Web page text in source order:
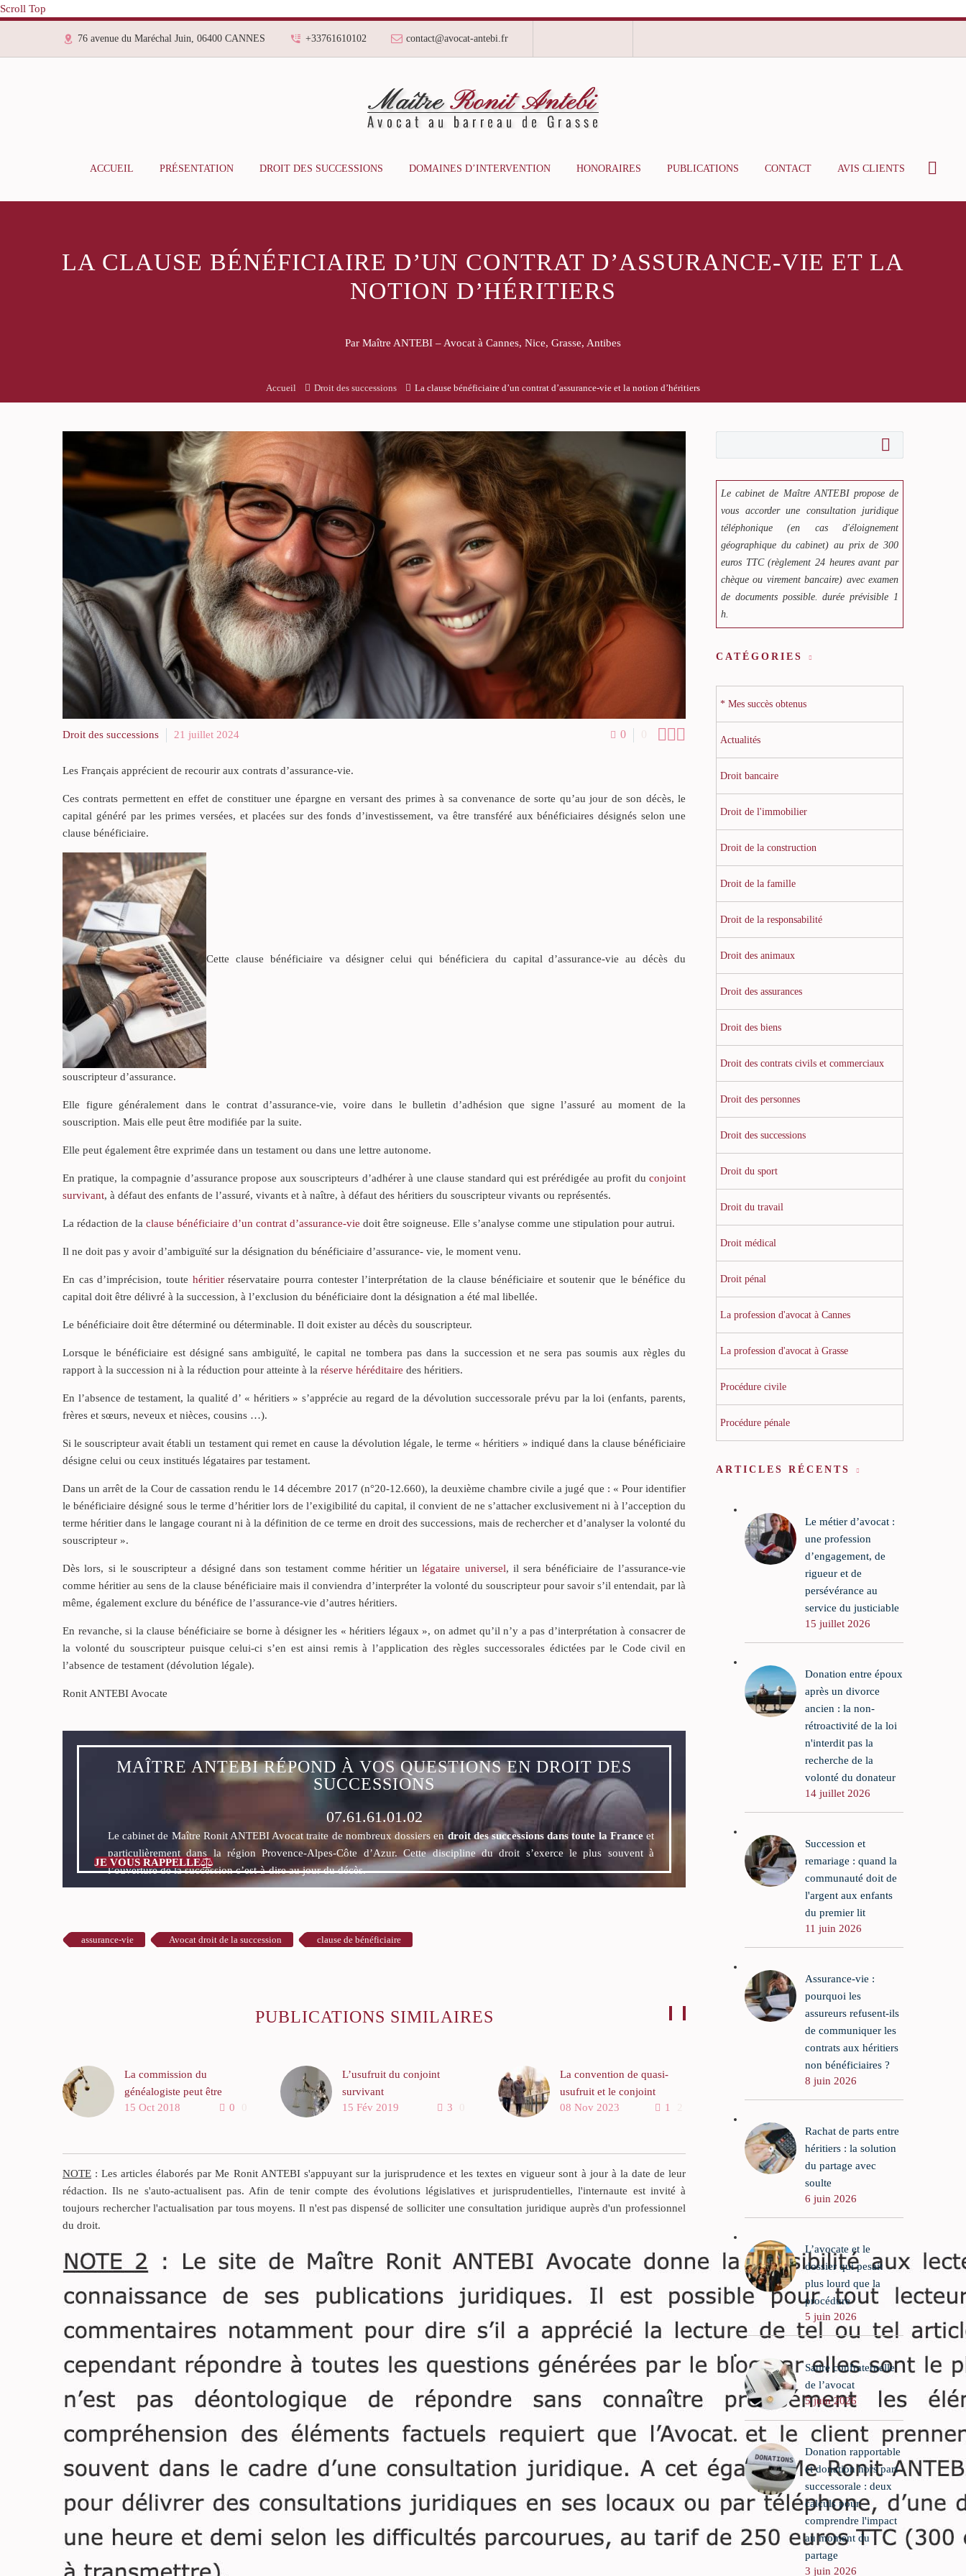
Scroll Top
76 avenue du Maréchal Juin, 06400 CANNES +33761610102 contact@avocat-antebi.fr
ACCUEIL PRÉSENTATION DROIT DES SUCCESSIONS DOMAINES D’INTERVENTION HONORAIRES PUBLICATIONS CONTACT AVIS CLIENTS
LA CLAUSE BÉNÉFICIAIRE D’UN CONTRAT D’ASSURANCE-VIE ET LA
NOTION D’HÉRITIERS
Par Maître ANTEBI – Avocat à Cannes, Nice, Grasse, Antibes
Accueil Droit des successions La clause bénéficiaire d’un contrat d’assurance-vie et la notion d’héritiers
0 0 
Droit des successions 21 juillet 2024
Les Français apprécient de recourir aux contrats d’assurance-vie.
Ces contrats permettent en effet de constituer une épargne en versant des primes à sa convenance de sorte qu’au jour de son décès, le
capital généré par les primes versées, et placées sur des fonds d’investissement, va être transféré aux bénéficiaires désignés selon une
clause bénéficiaire.
Cette clause bénéficiaire va désigner celui qui bénéficiera du capital d’assurance-vie au décès du
souscripteur d’assurance.
Elle figure généralement dans le contrat d’assurance-vie, voire dans le bulletin d’adhésion que signe l’assuré au moment de la
souscription. Mais elle peut être modifiée par la suite.
Elle peut également être exprimée dans un testament ou dans une lettre autonome.
En pratique, la compagnie d’assurance propose aux souscripteurs d’adhérer à une clause standard qui est prérédigée au profit du conjoint
survivant, à défaut des enfants de l’assuré, vivants et à naître, à défaut des héritiers du souscripteur vivants ou représentés.
La rédaction de la clause bénéficiaire d’un contrat d’assurance-vie doit être soigneuse. Elle s’analyse comme une stipulation pour autrui.
Il ne doit pas y avoir d’ambiguïté sur la désignation du bénéficiaire d’assurance- vie, le moment venu.
En cas d’imprécision, toute héritierréservataire pourra contester l’interprétation de la clause bénéficiaire et soutenir que le bénéfice du
capital doit être délivré à la succession, à l’exclusion du bénéficiaire dont la désignation a été mal libellée.
Le bénéficiaire doit être déterminé ou déterminable. Il doit exister au décès du souscripteur.
Lorsque le bénéficiaire est désigné sans ambiguïté, le capital ne tombera pas dans la succession et ne sera pas soumis aux règles du
rapport à la succession ni à la réduction pour atteinte à la réserve héréditaire des héritiers.
En l’absence de testament, la qualité d’ « héritiers » s’apprécie au regard de la dévolution successorale prévu par la loi (enfants, parents,
frères et sœurs, neveux et nièces, cousins …).
Si le souscripteur avait établi un testament qui remet en cause la dévolution légale, le terme « héritiers » indiqué dans la clause bénéficiaire
désigne celui ou ceux institués légataires par testament.
Dans un arrêt de la Cour de cassation rendu le 14 décembre 2017 (n°20-12.660), la deuxième chambre civile a jugé que : « Pour identifier
le bénéficiaire désigné sous le terme d’héritier lors de l’exigibilité du capital, il convient de ne s’attacher exclusivement ni à l’acception du
terme héritier dans le langage courant ni à la définition de ce terme en droit des successions, mais de rechercher et d’analyser la volonté du
souscripteur ».
Dès lors, si le souscripteur a désigné dans son testament comme héritier unlégataire universel, il sera bénéficiaire de l’assurance-vie
comme héritier au sens de la clause bénéficiaire mais il conviendra d’interpréter la volonté du souscripteur pour savoir s’il entendait, par là
même, également exclure du bénéfice de l’assurance-vie d’autres héritiers.
En revanche, si la clause bénéficiaire se borne à désigner les « héritiers légaux », on admet qu’il n’y a pas d’interprétation à consacrer de
la volonté du souscripteur puisque celui-ci s’en est ainsi remis à l’application des règles successorales édictées par le Code civil en
l’absence de testament (dévolution légale).
Ronit ANTEBI Avocate
MAÎTRE ANTEBI RÉPOND À VOS QUESTIONS EN DROIT DES
SUCCESSIONS
07.61.61.01.02
Le cabinet de Maître Ronit ANTEBI Avocat traite de nombreux dossiers en droit des successions dans toute la Franceet
particulièrement dans la région Provence-Alpes-Côte d’Azur. Cette discipline du droit s’exerce le plus souvent à
l’ouverture de la succession c’est-à-dire au jour du décès.
JE VOUS RAPPELLE
assurance-vie Avocat droit de la succession clause de bénéficiaire
PUBLICATIONS SIMILAIRES
La commission du
généalogiste peut être
révisée par le juge
vise à attirer l’attention du
justiciable sur la possibilité
dont il dispose de contester
la rémunération demandée
pouvoir annuler en justice
le contrat de révélation.
0 0
15 Oct 2018
L’usufruit du conjoint
survivant
établir un inventaire des
meubles et un état des
immeubles sujets à
l’usufruit, en présence
3 0
15 Fév 2019
La convention de quasi-
usufruit et le conjoint
survivant
conjoint survivant a la
possibilité d’opter pour le
tout en usufruit dans la
succession de son époux
couple héritent de leur père
1 2
08 Nov 2023
amiable dans un inventaire
notarié.
Il n’y a pas de recel à
l’égard d’un successible
non assujetti à l’obligation
NOTE : Les articles élaborés par Me Ronit ANTEBI s'appuyant sur la jurisprudence et les textes en vigueur sont à jour à la date de leur
rédaction. Ils ne s'auto-actualisent pas. Afin de tenir compte des évolutions législatives et jurisprudentielles, l'internaute est invité à
toujours rechercher l'actualisation par tous moyens. Il n'est pas dispensé de solliciter une consultation juridique auprès d'un professionnel
du droit.
Le cabinet de Maître ANTEBI propose de
vous accorder une consultation juridique
téléphonique (en cas d'éloignement
géographique du cabinet) au prix de 300
euros TTC (règlement 24 heures avant par
chèque ou virement bancaire) avec examen
de documents possible. durée prévisible 1
h.
CATÉGORIES
* Mes succès obtenus
Actualités
Droit bancaire
Droit de l'immobilier
Droit de la construction
Droit de la famille
Droit de la responsabilité
Droit des animaux
Droit des assurances
Droit des biens
Droit des contrats civils et commerciaux
Droit des personnes
Droit des successions
Droit du sport
Droit du travail
Droit médical
Droit pénal
La profession d'avocat à Cannes
La profession d'avocat à Grasse
Procédure civile
Procédure pénale
ARTICLES RÉCENTS
Le métier d’avocat :
une profession
d’engagement, de
rigueur et de
persévérance au
service du justiciable
15 juillet 2026
Donation entre époux
après un divorce
ancien : la non-
rétroactivité de la loi
n'interdit pas la
recherche de la
volonté du donateur
14 juillet 2026
Succession et
remariage : quand la
communauté doit de
l'argent aux enfants
du premier lit
11 juin 2026
Assurance-vie :
pourquoi les
assureurs refusent-ils
de communiquer les
contrats aux héritiers
non bénéficiaires ?
8 juin 2026
Rachat de parts entre
héritiers : la solution
du partage avec
soulte
6 juin 2026
L’avocate et le
dossier qui pesait
plus lourd que la
procédure
5 juin 2026
Satire confraternelle
de l’avocat
5 juin 2026
Donation rapportable
et donation hors part
successorale : deux
calculs pour
comprendre l'impact
au moment du
partage
3 juin 2026